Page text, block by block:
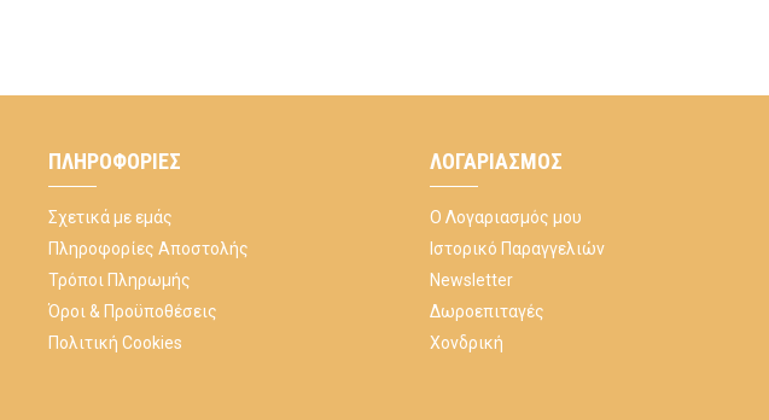
ΠΛΗΡΟΦΟΡΊΕΣ
Σχετικά με εμάς
Πληροφορίες Αποστολής
Τρόποι Πληρωμής
Όροι & Προϋποθέσεις
Πολιτική Cookies
ΛΟΓΑΡΙΑΣΜΌΣ
Ο Λογαριασμός μου
Ιστορικό Παραγγελιών
Newsletter
Δωροεπιταγές
Χονδρική